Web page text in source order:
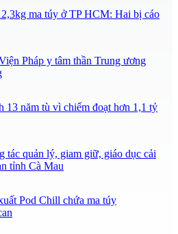
ma túy ở TP HCM: Hai bị cáo
Pháp y tâm thần Trung ương
13 năm tù vì chiếm đoạt hơn 1,1 tỷ
tác quản lý, giam giữ, giáo dục cải
tỉnh Cà Mau
Pod Chill chứa ma túy